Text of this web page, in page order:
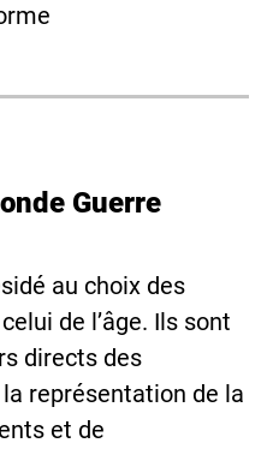
Guerre
au choix des
de l’âge. Ils sont
directs des
représentation de la
et de